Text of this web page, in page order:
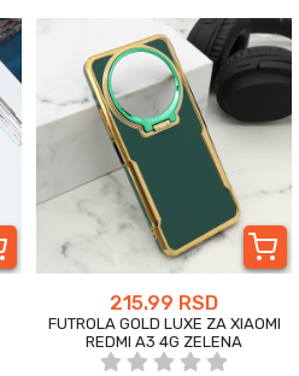
215.99 RSD
FUTROLA GOLD LUXE ZA XIAOMI
REDMI A3 4G ZELENA